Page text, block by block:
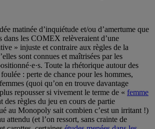
matinée d’inquiétude et/ou d’amertume que
dans les COMEX relèveraient d’une
» injuste et contraire aux règles de la
sont connues et maîtrisées par les
Toute la rhétorique autour des
: perte de chance pour les hommes,
(quoi qu’on en trouve davantage
repousser si vivement le terme de « femme
des règles du jeu en cours de partie
au Monopoly sait combien c’est un irritant !)
attendu (et l’on ressort, sans crainte de